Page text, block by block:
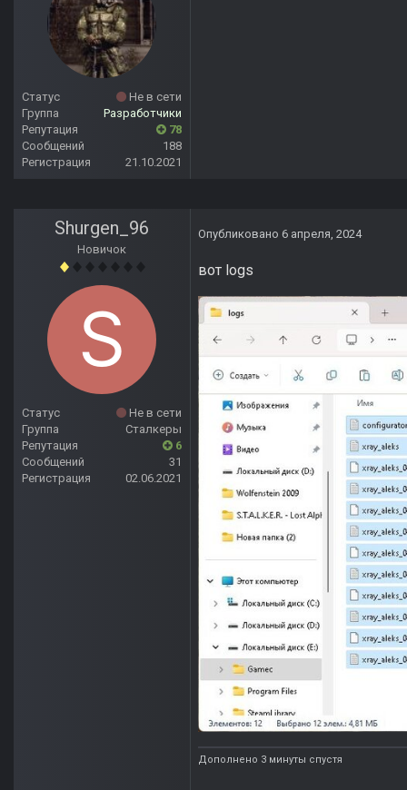
Статус
Не в сети
Группа
Разработчики
Репутация
78
Сообщений
188
Регистрация
21.10.2021
Shurgen_96
Новичок
Статус
Не в сети
Группа
Сталкеры
Репутация
6
Сообщений
31
Регистрация
02.06.2021
Опубликовано 6 апреля, 2024
вот logs
Дополнено 3 минуты спустя